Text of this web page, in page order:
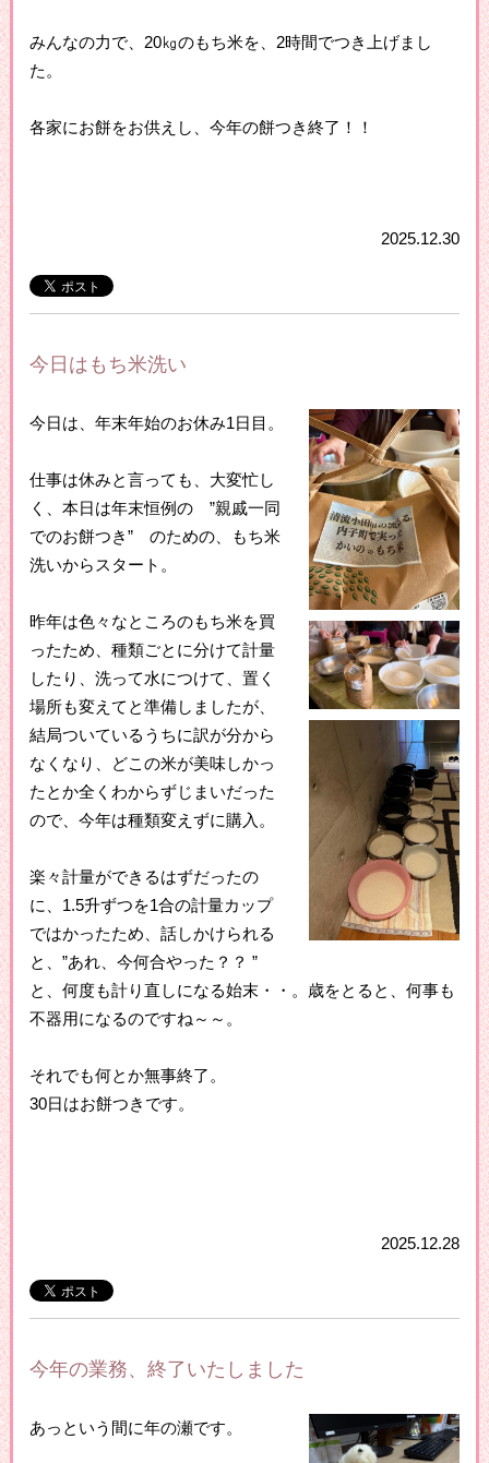
みんなの力で、20㎏のもち米を、2時間でつき上げまし
た。
各家にお餅をお供えし、今年の餅つき終了！！
2025.12.30
今日はもち米洗い
今日は、年末年始のお休み1日目。
仕事は休みと言っても、大変忙し
く、本日は年末恒例の ”親戚一同
でのお餅つき” のための、もち米
洗いからスタート。
昨年は色々なところのもち米を買
ったため、種類ごとに分けて計量
したり、洗って水につけて、置く
場所も変えてと準備しましたが、
結局ついているうちに訳が分から
なくなり、どこの米が美味しかっ
たとか全くわからずじまいだった
ので、今年は種類変えずに購入。
楽々計量ができるはずだったの
に、1.5升ずつを1合の計量カップ
ではかったため、話しかけられる
と、”あれ、今何合やった？？ ”
と、何度も計り直しになる始末・・。歳をとると、何事も
不器用になるのですね～～。
それでも何とか無事終了。
30日はお餅つきです。
2025.12.28
今年の業務、終了いたしました
あっという間に年の瀬です。